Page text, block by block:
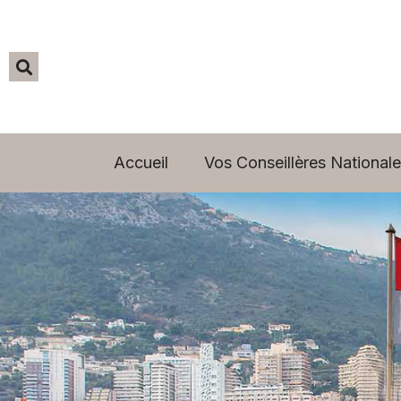
Accueil Vos Conseillères